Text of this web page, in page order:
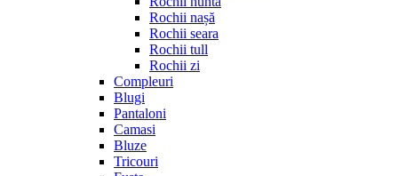
Rochii nașă
Rochii seara
Rochii tull
Rochii zi
Compleuri
Blugi
Pantaloni
Camasi
Bluze
Tricouri